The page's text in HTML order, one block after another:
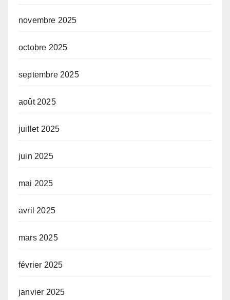
novembre 2025
octobre 2025
septembre 2025
août 2025
juillet 2025
juin 2025
mai 2025
avril 2025
mars 2025
février 2025
janvier 2025